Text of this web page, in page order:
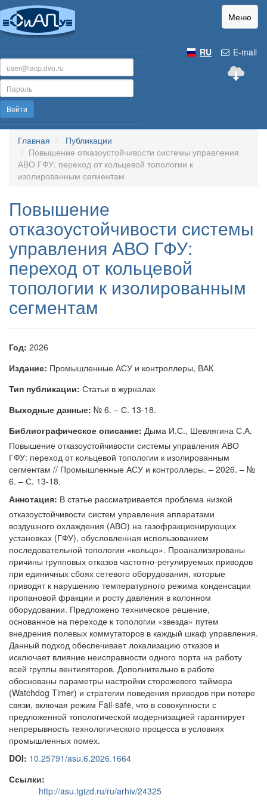
Меню
E-mail
RU
Войти
Главная
Публикации
Повышение отказоустойчивости системы управления
АВО ГФУ: переход от кольцевой топологии к
изолированным сегментам
Повышение
отказоустойчивости системы
управления АВО ГФУ:
переход от кольцевой
топологии к изолированным
сегментам
Год: 2026
Издание: Промышленные АСУ и контроллеры, ВАК
Тип публикации: Статьи в журналах
Выходные данные: № 6. – С. 13-18.
Библиографическое описание: Дыма И.С., Шевлягина С.А.
Повышение отказоустойчивости системы управления АВО
ГФУ: переход от кольцевой топологии к изолированным
сегментам // Промышленные АСУ и контроллеры. – 2026. – №
6. – С. 13-18.
Аннотация: В статье рассматривается проблема низкой
отказоустойчивости систем управления аппаратами
воздушного охлаждения (АВО) на газофракционирующих
установках (ГФУ), обусловленная использованием
последовательной топологии «кольцо». Проанализированы
причины групповых отказов частотно-регулируемых приводов
при единичных сбоях сетевого оборудования, которые
приводят к нарушению температурного режима конденсации
пропановой фракции и росту давления в колонном
оборудовании. Предложено техническое решение,
основанное на переходе к топологии «звезда» путем
внедрения полевых коммутаторов в каждый шкаф управления.
Данный подход обеспечивает локализацию отказов и
исключает влияние неисправности одного порта на работу
всей группы вентиляторов. Дополнительно в работе
обоснованы параметры настройки сторожевого таймера
(Watchdog Timer) и стратегии поведения приводов при потере
связи, включая режим Fail-safe, что в совокупности с
предложенной топологической модернизацией гарантирует
непрерывность технологического процесса в условиях
промышленных помех.
DOI: 10.25791/asu.6.2026.1664
Ссылки:
http://asu.tgizd.ru/ru/arhiv/24325